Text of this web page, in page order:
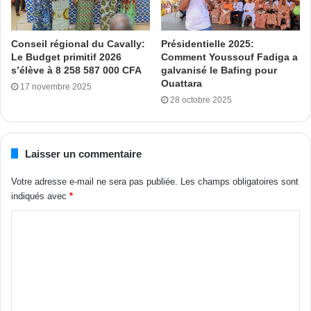
Bictogo pour les moyens logistiques mis à disposition,
facilitant les opérations de porte-à-porte, les campagnes de
sensibilisation dans les marchés, les gares et les quartiers.
les résultats que nous
rapportons sont le fruit de
leur travail
Conseil régional du Cavally:
Le Budget primitif 2026
s’élève à 8 258 587 000 CFA
17 novembre 2025
Présidentielle 2025:
Comment Youssouf Fadiga a
galvanisé le Bafing pour
Ouattara
28 octobre 2025
Laisser un commentaire
Votre adresse e-mail ne sera pas publiée.
Les champs obligatoires sont
indiqués avec *